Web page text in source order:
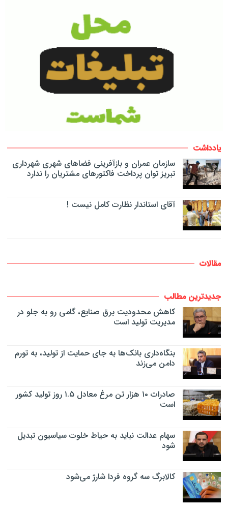
یادداشت
سازمان عمران و بازآفرینی فضاهای شهری شهرداری
تبریز توان پرداخت فاکتورهای مشتریان را ندارد
آقای استاندار نظارت کامل نیست !
مقالات
جدیدترین مطالب
کاهش محدودیت برق صنایع، گامی رو به جلو در
مدیریت تولید است
بنگاه‌داری بانک‌ها به جای حمایت از تولید، به تورم
دامن می‌زند
صادرات ۱۰ هزار تن مرغ معادل ۱.۵ روز تولید کشور
است
سهام عدالت نباید به حیاط خلوت سیاسیون تبدیل
شود
کالابرگ سه گروه فردا شارژ می‌شود